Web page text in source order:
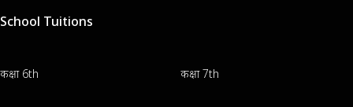
School Tuitions
कक्षा 6th कक्षा 7th